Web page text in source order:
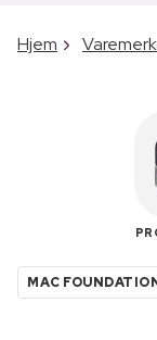
Hjem
MAC